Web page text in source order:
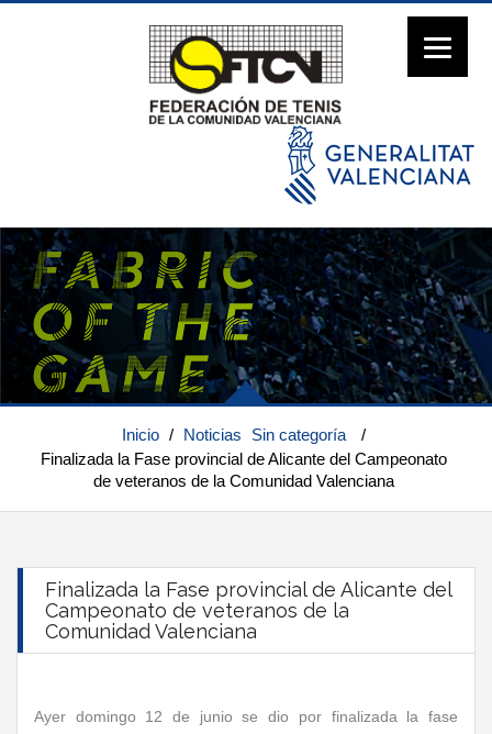
Inicio / Noticias Sin categoría
/
Finalizada la Fase provincial de Alicante del Campeonato
de veteranos de la Comunidad Valenciana
Finalizada la Fase provincial de Alicante del
Campeonato de veteranos de la
Comunidad Valenciana
Ayer domingo 12 de junio se dio por finalizada la fase